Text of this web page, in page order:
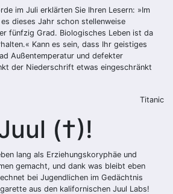
im Juli erklärten Sie Ihren Lesern: »Im
dieses Jahr schon stellenweise
fünfzig Grad. Biologisches Leben ist da
Kann es sein, dass Ihr geistiges
Außentemperatur und defekter
der Niederschrift etwas eingeschränkt
Titanic
(†)!
lang als Erziehungskoryphäe und
gemacht, und dank was bleibt eben
bei Jugendlichen im Gedächtnis
aus den kalifornischen Juul Labs!